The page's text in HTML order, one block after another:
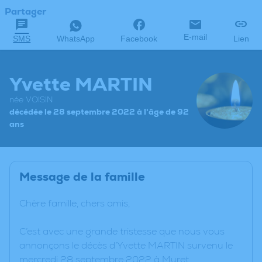
Partager
SMS WhatsApp Facebook E-mail Lien
Yvette MARTIN
née VOISIN
décédée le 28 septembre 2022 à l'âge de 92
ans
Message de la famille
Chère famille, chers amis,
C’est avec une grande tristesse que nous vous
annonçons le décès d’Yvette MARTIN survenu le
mercredi 28 septembre 2022 à Muret.